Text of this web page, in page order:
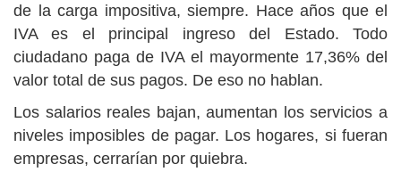
de la carga impositiva, siempre. Hace años que el
IVA es el principal ingreso del Estado. Todo
ciudadano paga de IVA el mayormente 17,36% del
valor total de sus pagos. De eso no hablan.
Los salarios reales bajan, aumentan los servicios a
niveles imposibles de pagar. Los hogares, si fueran
empresas, cerrarían por quiebra.